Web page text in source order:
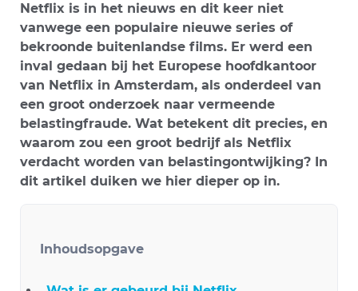
Netflix is in het nieuws en dit keer niet
vanwege een populaire nieuwe series of
bekroonde buitenlandse films. Er werd een
inval gedaan bij het Europese hoofdkantoor
van Netflix in Amsterdam, als onderdeel van
een groot onderzoek naar vermeende
belastingfraude. Wat betekent dit precies, en
waarom zou een groot bedrijf als Netflix
verdacht worden van belastingontwijking? In
dit artikel duiken we hier dieper op in.
Inhoudsopgave